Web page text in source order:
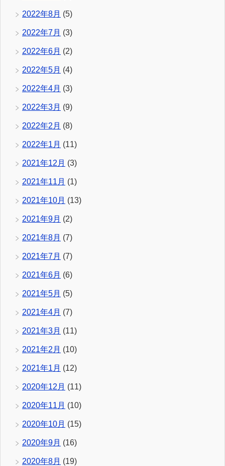
2022年8月 (5)
2022年7月 (3)
2022年6月 (2)
2022年5月 (4)
2022年4月 (3)
2022年3月 (9)
2022年2月 (8)
2022年1月 (11)
2021年12月 (3)
2021年11月 (1)
2021年10月 (13)
2021年9月 (2)
2021年8月 (7)
2021年7月 (7)
2021年6月 (6)
2021年5月 (5)
2021年4月 (7)
2021年3月 (11)
2021年2月 (10)
2021年1月 (12)
2020年12月 (11)
2020年11月 (10)
2020年10月 (15)
2020年9月 (16)
2020年8月 (19)